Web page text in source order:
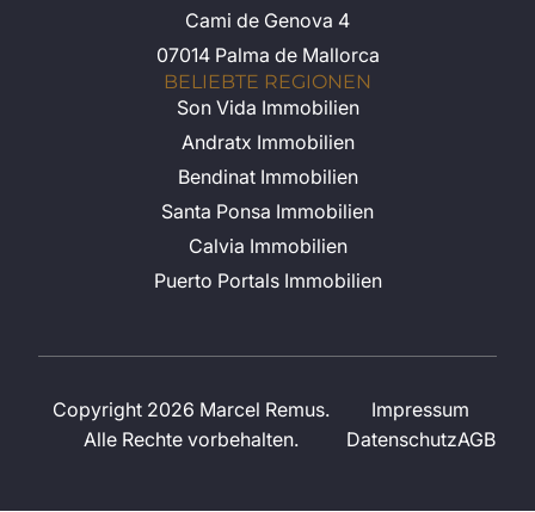
Cami de Genova 4
07014 Palma de Mallorca
BELIEBTE REGIONEN
Son Vida Immobilien
Andratx Immobilien
Bendinat Immobilien
Santa Ponsa Immobilien
Calvia Immobilien
Puerto Portals Immobilien
Copyright 2026 Marcel Remus.
Alle Rechte vorbehalten.
Impressum
DatenschutzAGB